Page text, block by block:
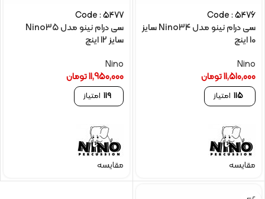
Code : 5476
سی درام نینو مدل Nino34 سایز
10 اینچ
Nino
11,510,000تومان
115 امتیاز
مقایسه
Code : 5477
سی درام نینو مدل Nino35
سایز 12 اینچ
Nino
11,950,000تومان
119 امتیاز
مقایسه